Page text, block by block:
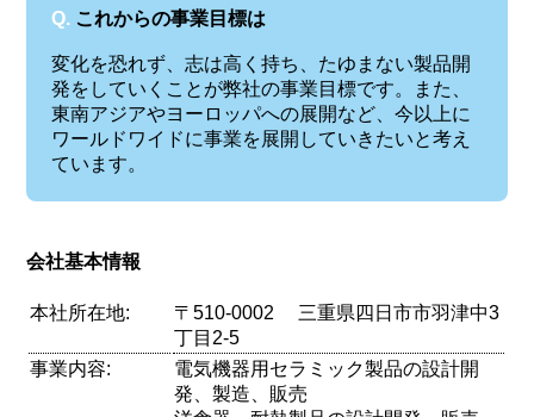
Q. これからの事業目標は
変化を恐れず、志は高く持ち、たゆまない製品開
発をしていくことが弊社の事業目標です。また、
東南アジアやヨーロッパへの展開など、今以上に
ワールドワイドに事業を展開していきたいと考え
ています。
会社基本情報
本社所在地:
〒510-0002 三重県四日市市羽津中3
丁目2-5
事業内容:
電気機器用セラミック製品の設計開
発、製造、販売